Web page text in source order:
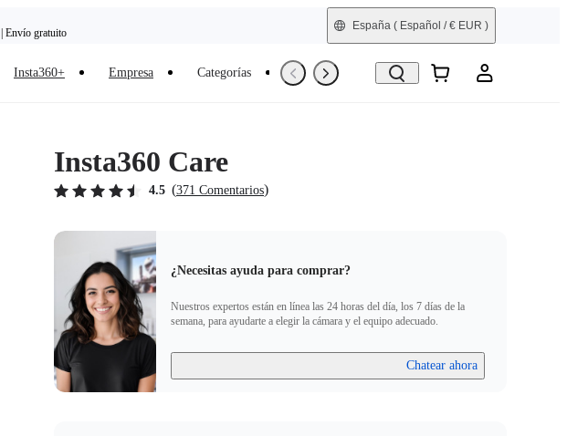
| Envío gratuito
España ( Español / € EUR )
Insta360+ Empresa Categorías Trade-In Reacondicionada
Insta360 Care
4.5 (371 Comentarios)
¿Necesitas ayuda para comprar?
Nuestros expertos están en línea las 24 horas del día, los 7 días de la
semana, para ayudarte a elegir la cámara y el equipo adecuado.
Chatear ahora